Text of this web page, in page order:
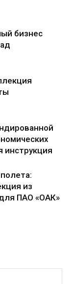
бизнес
инструкция
из
ПАО «ОАК»